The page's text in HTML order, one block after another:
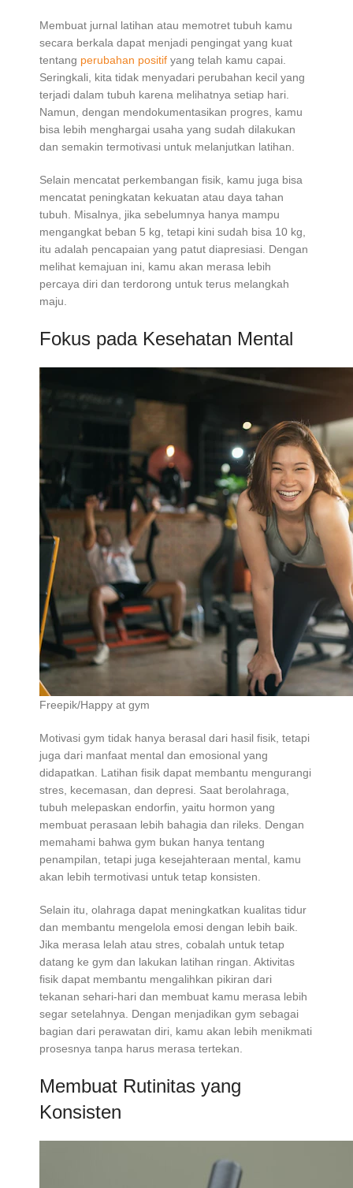
Membuat jurnal latihan atau memotret tubuh kamu
secara berkala dapat menjadi pengingat yang kuat
tentang perubahan positif yang telah kamu capai.
Seringkali, kita tidak menyadari perubahan kecil yang
terjadi dalam tubuh karena melihatnya setiap hari.
Namun, dengan mendokumentasikan progres, kamu
bisa lebih menghargai usaha yang sudah dilakukan
dan semakin termotivasi untuk melanjutkan latihan.
Selain mencatat perkembangan fisik, kamu juga bisa
mencatat peningkatan kekuatan atau daya tahan
tubuh. Misalnya, jika sebelumnya hanya mampu
mengangkat beban 5 kg, tetapi kini sudah bisa 10 kg,
itu adalah pencapaian yang patut diapresiasi. Dengan
melihat kemajuan ini, kamu akan merasa lebih
percaya diri dan terdorong untuk terus melangkah
maju.
Fokus pada Kesehatan Mental
Freepik/Happy at gym
Motivasi gym tidak hanya berasal dari hasil fisik, tetapi
juga dari manfaat mental dan emosional yang
didapatkan. Latihan fisik dapat membantu mengurangi
stres, kecemasan, dan depresi. Saat berolahraga,
tubuh melepaskan endorfin, yaitu hormon yang
membuat perasaan lebih bahagia dan rileks. Dengan
memahami bahwa gym bukan hanya tentang
penampilan, tetapi juga kesejahteraan mental, kamu
akan lebih termotivasi untuk tetap konsisten.
Selain itu, olahraga dapat meningkatkan kualitas tidur
dan membantu mengelola emosi dengan lebih baik.
Jika merasa lelah atau stres, cobalah untuk tetap
datang ke gym dan lakukan latihan ringan. Aktivitas
fisik dapat membantu mengalihkan pikiran dari
tekanan sehari-hari dan membuat kamu merasa lebih
segar setelahnya. Dengan menjadikan gym sebagai
bagian dari perawatan diri, kamu akan lebih menikmati
prosesnya tanpa harus merasa tertekan.
Membuat Rutinitas yang
Konsisten